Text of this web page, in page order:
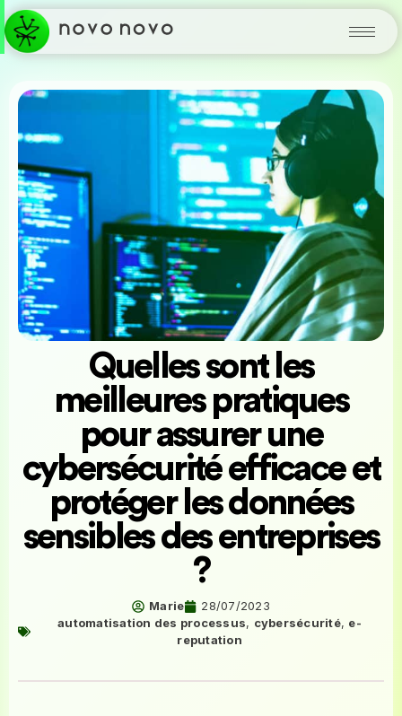
Quelles sont les
meilleures pratiques
pour assurer une
cybersécurité efficace et
protéger les données
sensibles des entreprises
?
Marie
28/07/2023
automatisation des processus, cybersécurité, e-
reputation